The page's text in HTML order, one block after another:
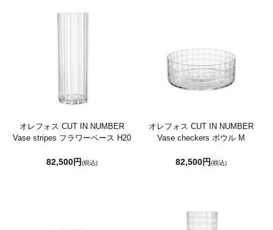
オレフォス CUT IN NUMBER
Vase stripes フラワーベース H20
82,500円(税込)
オレフォス CUT IN NUMBER
Vase checkers ボウル M
82,500円(税込)